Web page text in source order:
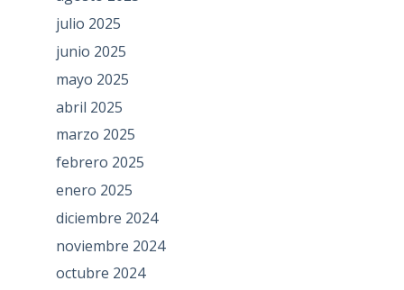
julio 2025
junio 2025
mayo 2025
abril 2025
marzo 2025
febrero 2025
enero 2025
diciembre 2024
noviembre 2024
octubre 2024